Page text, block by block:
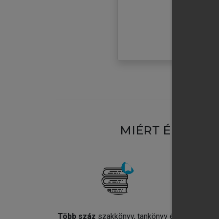
MIÉRT
Több száz szakkönyv, tankönyv és